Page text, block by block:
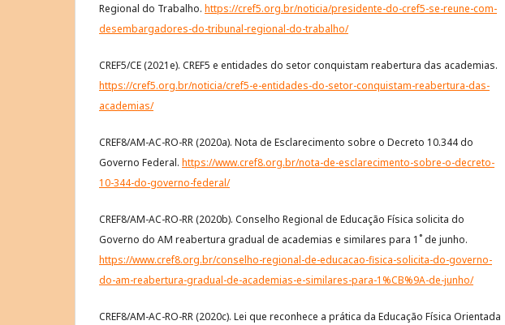
Regional do Trabalho. https://cref5.org.br/noticia/presidente-do-cref5-se-reune-com-
desembargadores-do-tribunal-regional-do-trabalho/
CREF5/CE (2021e). CREF5 e entidades do setor conquistam reabertura das academias.
https://cref5.org.br/noticia/cref5-e-entidades-do-setor-conquistam-reabertura-das-
academias/
CREF8/AM-AC-RO-RR (2020a). Nota de Esclarecimento sobre o Decreto 10.344 do
Governo Federal. https://www.cref8.org.br/nota-de-esclarecimento-sobre-o-decreto-
10-344-do-governo-federal/
CREF8/AM-AC-RO-RR (2020b). Conselho Regional de Educação Física solicita do
Governo do AM reabertura gradual de academias e similares para 1˚ de junho.
https://www.cref8.org.br/conselho-regional-de-educacao-fisica-solicita-do-governo-
do-am-reabertura-gradual-de-academias-e-similares-para-1%CB%9A-de-junho/
CREF8/AM-AC-RO-RR (2020c). Lei que reconhece a prática da Educação Física Orientada